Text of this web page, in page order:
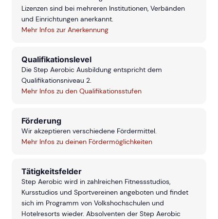
Lizenzen sind bei mehreren Institutionen, Verbänden
und Einrichtungen anerkannt.
Mehr Infos zur Anerkennung
Qualifikationslevel
Die Step Aerobic Ausbildung entspricht dem
Qualifikationsniveau 2.
Mehr Infos zu den Qualifikationsstufen
Förderung
Wir akzeptieren verschiedene Fördermittel.
Mehr Infos zu deinen Fördermöglichkeiten
Tätigkeitsfelder
Step Aerobic wird in zahlreichen Fitnessstudios,
Kursstudios und Sportvereinen angeboten und findet
sich im Programm von Volkshochschulen und
Hotelresorts wieder. Absolventen der Step Aerobic